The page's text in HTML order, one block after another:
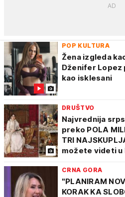
POP KULTURA
Žena izgleda
Dženifer Lopez
kao isklesani
DRUŠTVO
Najvrednija
preko POLA
TRI
možete videti u
CRNA GORA
"PLANIRAM
KORAK KA